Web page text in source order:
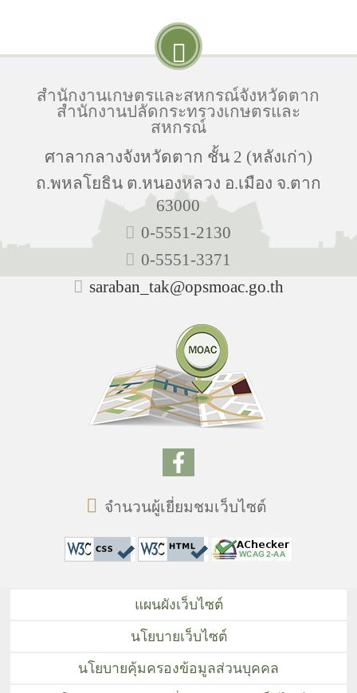
สำนักงานเกษตรและสหกรณ์จังหวัดตาก
สำนักงานปลัดกระทรวงเกษตรและ
สหกรณ์
ศาลากลางจังหวัดตาก ชั้น 2 (หลังเก่า)
ถ.พหลโยธิน ต.หนองหลวง อ.เมือง จ.ตาก
63000
0-5551-2130
0-5551-3371
saraban_tak@opsmoac.go.th
จำนวนผู้เยี่ยมชมเว็บไซต์
แผนผังเว็บไซต์
นโยบายเว็บไซต์
นโยบายคุ้มครองข้อมูลส่วนบุคคล